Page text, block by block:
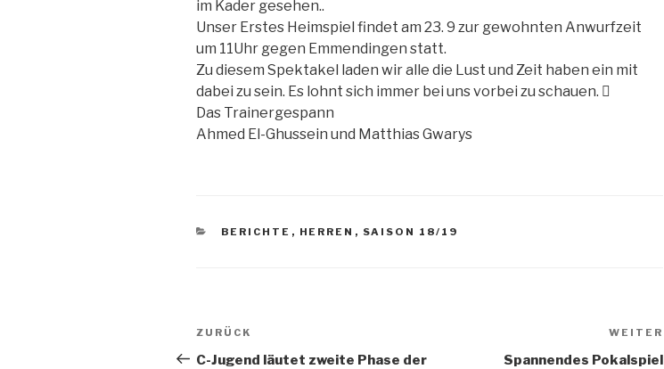
im Kader gesehen..
Unser Erstes Heimspiel findet am 23. 9 zur gewohnten Anwurfzeit
um 11Uhr gegen Emmendingen statt.
Zu diesem Spektakel laden wir alle die Lust und Zeit haben ein mit
dabei zu sein. Es lohnt sich immer bei uns vorbei zu schauen. 
Das Trainergespann
Ahmed El-Ghussein und Matthias Gwarys
BERICHTE , HERREN , SAISON 18/19
ZURÜCK
C-Jugend läutet zweite Phase der
WEITER
Spannendes Pokalspiel